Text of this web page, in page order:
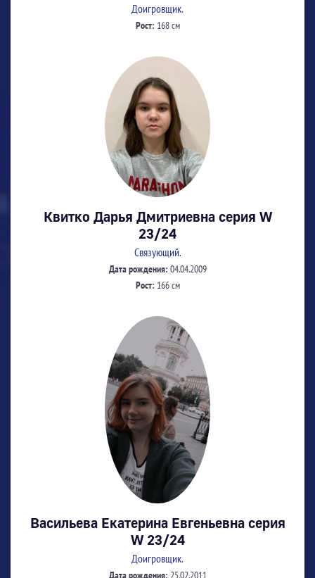
Доигровщик.
Рост: 168 см
Квитко Дарья Дмитриевна серия W
23/24
Связующий.
Дата рождения: 04.04.2009
Рост: 166 см
Васильева Екатерина Евгеньевна серия
W 23/24
Доигровщик.
Дата рождения: 25.02.2011